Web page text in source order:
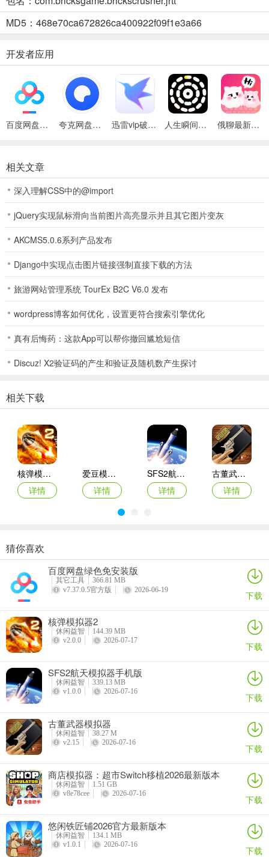
全民消砖块去除广告(消砖块休闲游戏)优势
1.
丰富多样的关卡设计，每关都有独特的砖块组合和图案，始终保持新
鲜感，让玩家尽情享受游戏乐趣。
精美的卡通画面与简单易上手的操作，男女老少皆能轻松驾驭，沉浸
在游戏世界中。
数百个难度各异的关卡，融合消除玩法与闯关模式，成功闯关可获成
就感及丰厚奖励。
富视觉盛宴。
全民消砖块去除广告(消砖块休闲游戏)怎么样
1、全民消砖块关卡丰富多样，每关砖块组合和图案独特，始终保持新
有奖励。
MD5：468e70ca672826ca400922f09f1e3a66
开发者应用
百度网盘绿色免安装Pc电脑版 夸克网盘官方正式版 迅雷vip破解版永久会员2024版 人生瞬间最新手机版 俄聊最新手机版
相关文章
深入理解CSS中的@import
jQuery实现鼠标滑向当前图片高亮显示并且其它图片变灰
AKCMS5.0.6系列产品发布
Django中实现点击图片链接强制直接下载的方法
旅游网站管理系统 TourEx B2C V6.0 发布
wordpress博客如何优化，设置更符合搜索引擎优化
真有后悔药：这款App可以帮你撤回尴尬短信
Discuz! X2验证码的产生和验证及随机数产生探讨
相关下载
核弹模拟器2
详情
爱豆模拟器最新版
详情
SFS2航天模拟器手机版
详情
古董武器模拟器
详情
商店模拟器：超市Switch移植2026最新版本
详情
悠闲铁匠铺2026官方最新版本
详情
猫咪疗愈所
寒窗志
猜你喜欢
百度网盘绿色免安装版
其它工具
366.81 MB
v7.37.0.5官方版
2026-06-19 下载
核弹模拟器2
休闲益智
144.39 MB
v2.0.0
2026-07-17 下载
SFS2航天模拟器手机版
休闲益智
339.13 MB
v1.0.0
2026-07-16 下载
古董武器模拟器
休闲益智
38.27 M
v2.15
2026-07-16 下载
商店模拟器：超市Switch移植2026最新版本
休闲益智
1.51 GB
v8e78cee
2026-07-16 下载
悠闲铁匠铺2026官方最新版本
休闲益智
134.1 MB
v1.0.1
2026-07-16 下载